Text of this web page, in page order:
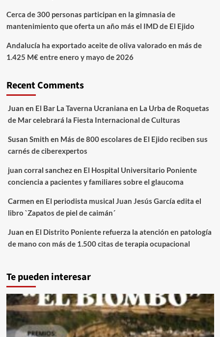
Cerca de 300 personas participan en la gimnasia de
mantenimiento que oferta un año más el IMD de El Ejido
Andalucía ha exportado aceite de oliva valorado en más de
1.425 M€ entre enero y mayo de 2026
Recent Comments
Juan en El Bar La Taverna Ucraniana en La Urba de Roquetas
de Mar celebrará la Fiesta Internacional de Culturas
Susan Smith en Más de 800 escolares de El Ejido reciben sus
carnés de ciberexpertos
juan corral sanchezen El Hospital Universitario Poniente
conciencia a pacientes y familiares sobre el glaucoma
Carmen en El periodista musical Juan Jesús García edita el
libro `Zapatos de piel de caimán´
Juan en El Distrito Poniente refuerza la atención en patología
de mano con más de 1.500 citas de terapia ocupacional
Te pueden interesar